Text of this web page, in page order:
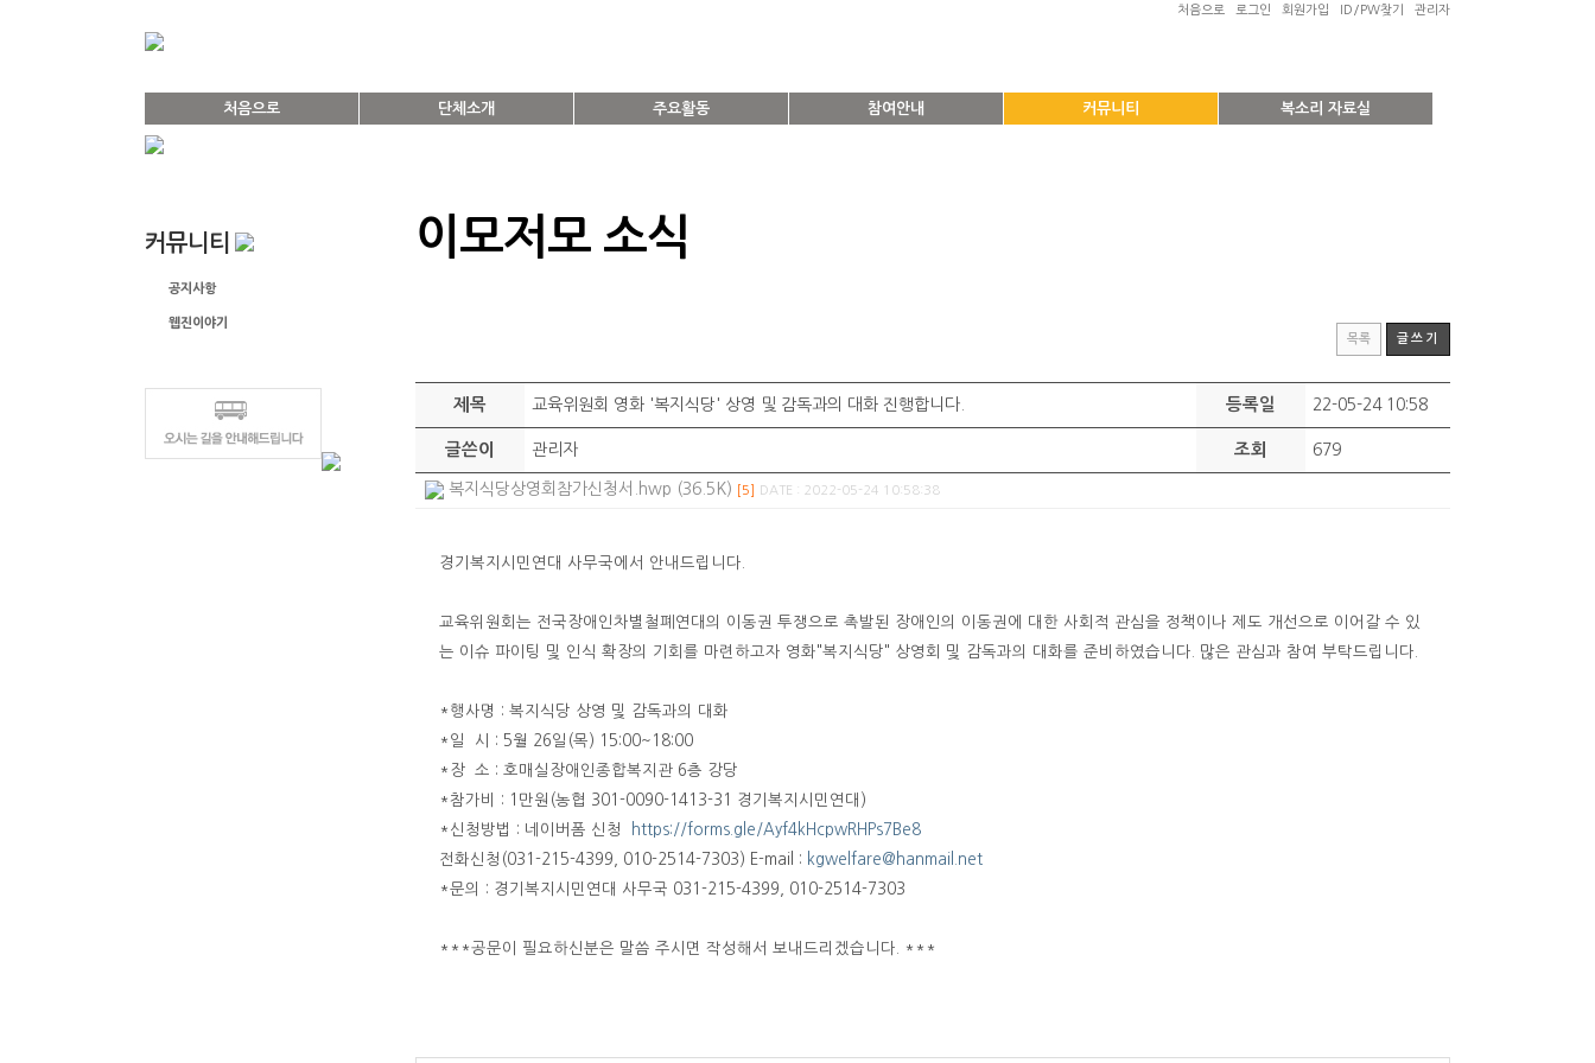
처음으로 로그인 회원가입 ID/PW찾기 관리자
처음으로 단체소개 주요활동 참여안내 커뮤니티 복소리 자료실
커뮤니티
공지사항
웹진이야기
이모저모 소식
목록 글쓰기
제목 교육위원회 영화 '복지식당' 상영 및 감독과의 대화 진행합니다. 등록일 22-05-24 10:58
글쓴이 관리자 조회 679
복지식당상영회참가신청서.hwp (36.5K) [5] DATE : 2022-05-24 10:58:38
경기복지시민연대 사무국에서 안내드립니다.
교육위원회는 전국장애인차별철폐연대의 이동권 투쟁으로 촉발된 장애인의 이동권에 대한 사회적 관심을 정책이나 제도 개선으로 이어갈 수 있
는 이슈 파이팅 및 인식 확장의 기회를 마련하고자 영화"복지식당" 상영회 및 감독과의 대화를 준비하였습니다. 많은 관심과 참여 부탁드립니다.
*행사명 : 복지식당 상영 및 감독과의 대화
*일 시 : 5월 26일(목) 15:00~18:00
*장 소 : 호매실장애인종합복지관 6층 강당
*참가비 : 1만원(농협 301-0090-1413-31 경기복지시민연대)
*신청방법 : 네이버폼 신청
https://forms.gle/Ayf4kHcpwRHPs7Be8
전화신청(031-215-4399, 010-2514-7303) E-mail : kgwelfare@hanmail.net
*문의 : 경기복지시민연대 사무국 031-215-4399, 010-2514-7303
***공문이 필요하신분은 말씀 주시면 작성해서 보내드리겠습니다. ***